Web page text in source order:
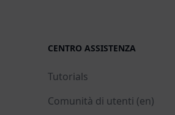
CENTRO ASSISTENZA
Tutorials
Comunità di utenti (en)